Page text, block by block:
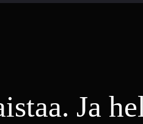
Ja